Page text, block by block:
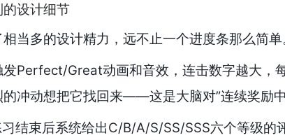
设计细节
当多的设计精力，远不止一个进度条那么简单
Perfect/Great动画和音效，连击数字越大，
冲动想把它找回来——这是大脑对”连续奖励中
习结束后系统给出C/B/A/S/SS/SSS六个等级